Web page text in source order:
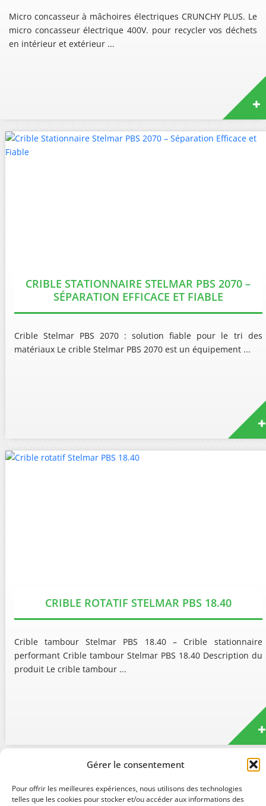
Gérer le consentement
Pour offrir les meilleures expériences, nous utilisons des technologies
telles que les cookies pour stocker et/ou accéder aux informations des
Micro concasseur à mâchoires électriques CRUNCHY PLUS. Le
micro concasseur électrique 400V. pour recycler vos déchets
en intérieur et extérieur ...
CRIBLE STATIONNAIRE STELMAR PBS 2070 –
SÉPARATION EFFICACE ET FIABLE
Crible Stelmar PBS 2070 : solution fiable pour le tri des
matériaux Le crible Stelmar PBS 2070 est un équipement ...
CRIBLE ROTATIF STELMAR PBS 18.40
Crible tambour Stelmar PBS 18.40 – Crible stationnaire
performant Crible tambour Stelmar PBS 18.40 Description du
produit Le crible tambour ...